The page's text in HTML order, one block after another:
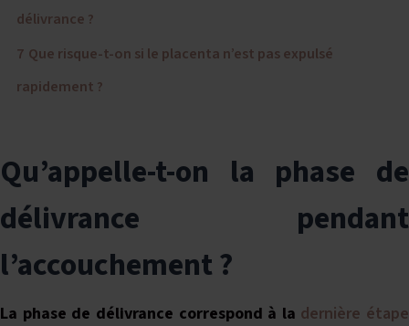
délivrance ?
7 Que risque-t-on si le placenta n’est pas expulsé
rapidement ?
Qu’appelle-t-on la phase de
délivrance pendant
l’accouchement ?
La phase de délivrance correspond à la dernière étape